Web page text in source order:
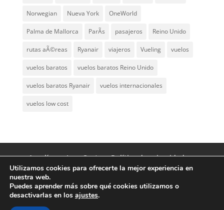
Norwegian Nueva York OneWorld
Palma de Mallorca ParÃ­s pasajeros Reino Unido
rutas aÃ©reas Ryanair viajeros Vueling vuelos
vuelos baratos vuelos baratos Reino Unido
vuelos baratos Ryanair vuelos internacionales
vuelos low cost
Aerolíneas Low Cost
Política de privacidad
Aviso Legal
Contacto
© Aerolíneas Low Cost 2007 - 2024 | Vuelos
Utilizamos cookies para ofrecerte la mejor experiencia en
nuestra web.
Puedes aprender más sobre qué cookies utilizamos o
desactivarlas en los ajustes.